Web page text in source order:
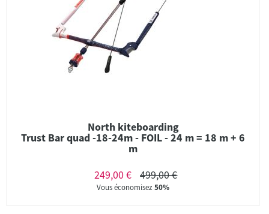
North kiteboarding
Trust Bar quad -18-24m - FOIL - 24 m = 18 m + 6
m
249,00 €
499,00 €
Vous économisez50%